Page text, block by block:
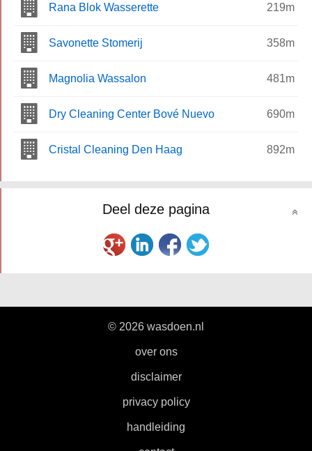
Rana Blok Wasserette 219m
Savonette Stomerij 358m
Magnolia Wassalon 481m
Dry Cleaning Center Bové Nuevo 690m
Cristal Cleaning Den Haag 892m
Deel deze pagina
© 2026 wasdoen.nl
over ons
disclaimer
privacy policy
handleiding